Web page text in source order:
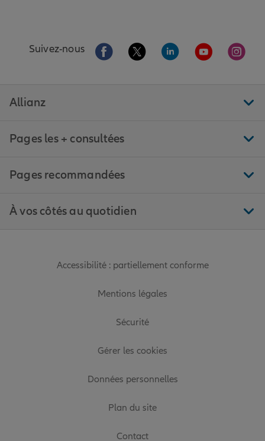
Suivez-nous Aller sur la page Facebook de Allianz
Aller sur la page Twitter de
Aller sur la page
Aller sur la
Aller
Allianz
Pages les + consultées
Pages recommandées
À vos côtés au quotidien
Accessibilité : partiellement conforme
Mentions légales
Sécurité
Gérer les cookies
Données personnelles
Plan du site
Contact